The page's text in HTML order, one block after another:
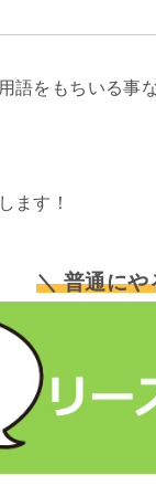
語をもちいる事
ます！
＼ 普通にや